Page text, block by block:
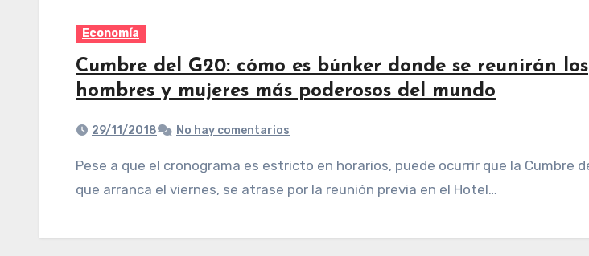
Economía
Cumbre del G20: cómo es búnker donde se reunirán los
hombres y mujeres más poderosos del mundo
29/11/2018 No hay comentarios
Pese a que el cronograma es estricto en horarios, puede ocurrir que la Cumbre de los líderes
que arranca el viernes, se atrase por la reunión previa en el Hotel…